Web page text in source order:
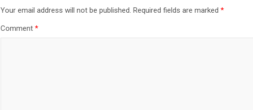
Your email address will not be published. Required fields are marked*
Comment*